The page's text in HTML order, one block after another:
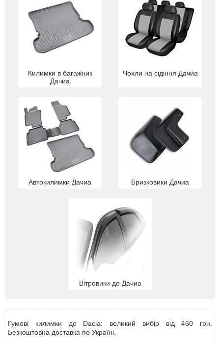
Килимки в багажник
Дачиа
Чохли на сідіння Дачиа
Автокилимки Дачиа Бризковики Дачиа
Вітровики до Дачиа
Гумові килимки до Dacia: великий вибір від 460 грн.
Безкоштовна доставка по Україні.